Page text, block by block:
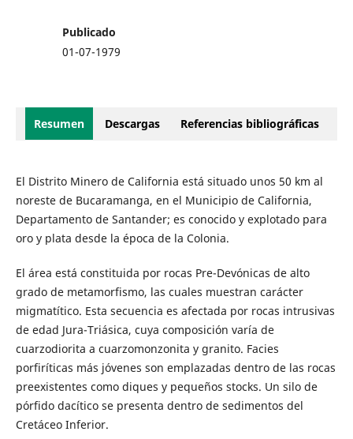
Publicado
01-07-1979
Resumen Descargas Referencias bibliográficas
El Distrito Minero de California está situado unos 50 km al
noreste de Bucaramanga, en el Municipio de California,
Departamento de Santander; es conocido y explotado para
oro y plata desde la época de la Colonia.
El área está constituida por rocas Pre-Devónicas de alto
grado de metamorfismo, las cuales muestran carácter
migmatítico. Esta secuencia es afectada por rocas intrusivas
de edad Jura-Triásica, cuya composición varía de
cuarzodiorita a cuarzomonzonita y granito. Facies
porfiríticas más jóvenes son emplazadas dentro de las rocas
preexistentes como diques y pequeños stocks. Un silo de
pórfido dacítico se presenta dentro de sedimentos del
Cretáceo Inferior.